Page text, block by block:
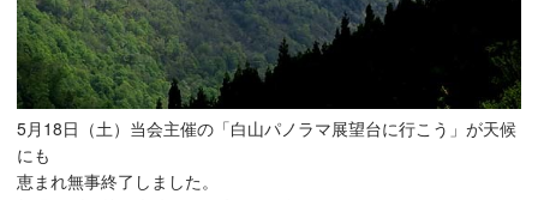
5月18日（土）当会主催の「白山パノラマ展望台に行こう」が天候
にも
恵まれ無事終了しました。